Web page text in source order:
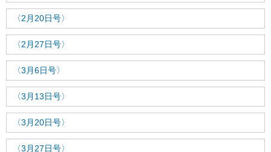
〈2月20日号〉
〈2月27日号〉
〈3月6日号〉
〈3月13日号〉
〈3月20日号〉
〈3月27日号〉